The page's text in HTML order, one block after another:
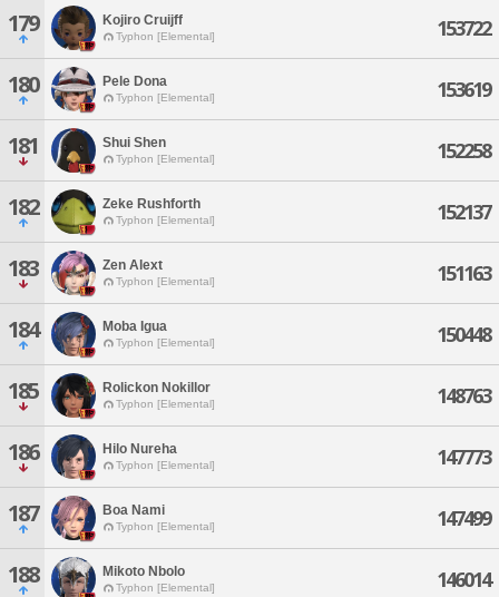
179 Kojiro Cruijff
Typhon [Elemental] 153722
180 Pele Dona
Typhon [Elemental] 153619
181 Shui Shen
Typhon [Elemental] 152258
182 Zeke Rushforth
Typhon [Elemental] 152137
183 Zen Alext
Typhon [Elemental] 151163
184 Moba Igua
Typhon [Elemental] 150448
185 Rolickon Nokillor
Typhon [Elemental] 148763
186 Hilo Nureha
Typhon [Elemental] 147773
187 Boa Nami
Typhon [Elemental] 147499
188 Mikoto Nbolo
Typhon [Elemental] 146014